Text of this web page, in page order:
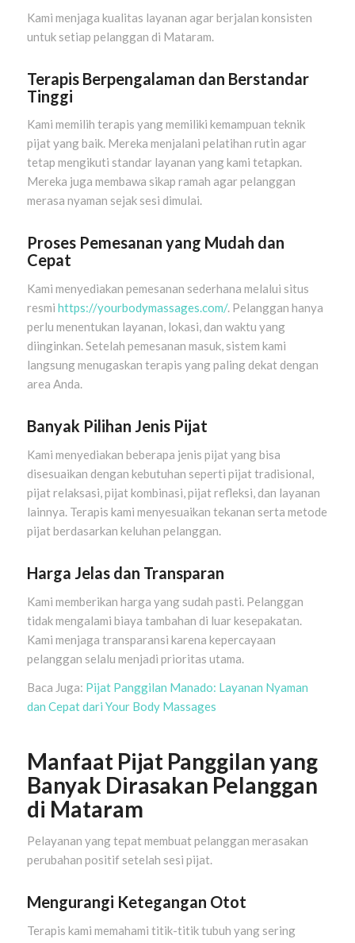
Kami menjaga kualitas layanan agar berjalan konsisten
untuk setiap pelanggan di Mataram.
Terapis Berpengalaman dan Berstandar
Tinggi
Kami memilih terapis yang memiliki kemampuan teknik
pijat yang baik. Mereka menjalani pelatihan rutin agar
tetap mengikuti standar layanan yang kami tetapkan.
Mereka juga membawa sikap ramah agar pelanggan
merasa nyaman sejak sesi dimulai.
Proses Pemesanan yang Mudah dan
Cepat
Kami menyediakan pemesanan sederhana melalui situs
resmi https://yourbodymassages.com/. Pelanggan hanya
perlu menentukan layanan, lokasi, dan waktu yang
diinginkan. Setelah pemesanan masuk, sistem kami
langsung menugaskan terapis yang paling dekat dengan
area Anda.
Banyak Pilihan Jenis Pijat
Kami menyediakan beberapa jenis pijat yang bisa
disesuaikan dengan kebutuhan seperti pijat tradisional,
pijat relaksasi, pijat kombinasi, pijat refleksi, dan layanan
lainnya. Terapis kami menyesuaikan tekanan serta metode
pijat berdasarkan keluhan pelanggan.
Harga Jelas dan Transparan
Kami memberikan harga yang sudah pasti. Pelanggan
tidak mengalami biaya tambahan di luar kesepakatan.
Kami menjaga transparansi karena kepercayaan
pelanggan selalu menjadi prioritas utama.
Baca Juga: Pijat Panggilan Manado: Layanan Nyaman
dan Cepat dari Your Body Massages
Manfaat Pijat Panggilan yang
Banyak Dirasakan Pelanggan
di Mataram
Pelayanan yang tepat membuat pelanggan merasakan
perubahan positif setelah sesi pijat.
Mengurangi Ketegangan Otot
Terapis kami memahami titik-titik tubuh yang sering